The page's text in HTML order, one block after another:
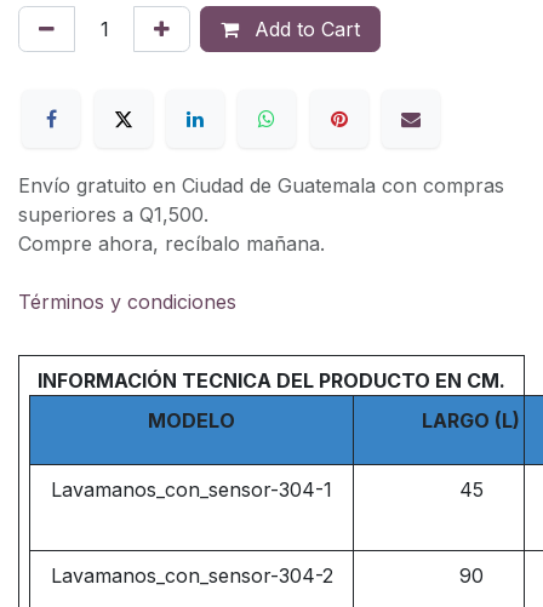
Add to Cart
Envío gratuito en Ciudad de Guatemala con compras
superiores a Q1,500.
Compre ahora, recíbalo mañana.
Términos y condiciones
INFORMACIÓN TECNICA DEL PRODUCTO EN CM.
MODELO
LARGO (L)
Lavamanos_con_sensor-304-1 45
Lavamanos_con_sensor-304-2 90